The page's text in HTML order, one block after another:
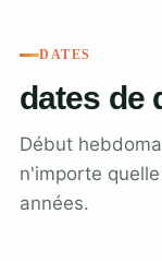
DATES
dates de
Début
n'importe
années.